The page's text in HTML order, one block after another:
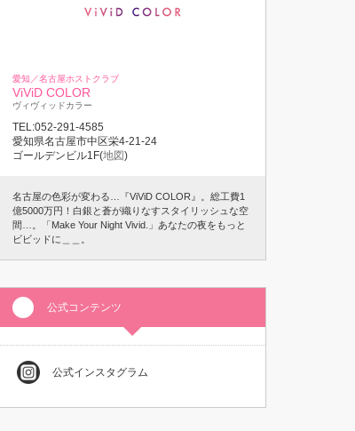
愛知／名古屋ホストクラブ
ViViD COLOR
ヴィヴィッドカラー
TEL:052-291-4585
愛知県名古屋市中区栄4-21-24
ゴールデンビル1F(地図)
名古屋の色彩が変わる…『ViViD COLOR』。総工費1
億5000万円！白銀と蒼が織りなすスタイリッシュな空
間…。「Make Your Night Vivid.」あなたの夜をもっと
ビビッドに＿＿。
公式コンテンツ
公式インスタグラム